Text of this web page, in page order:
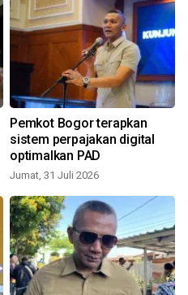
Pemkot Bogor terapkan
sistem perpajakan digital
optimalkan PAD
Jumat, 31 Juli 2026